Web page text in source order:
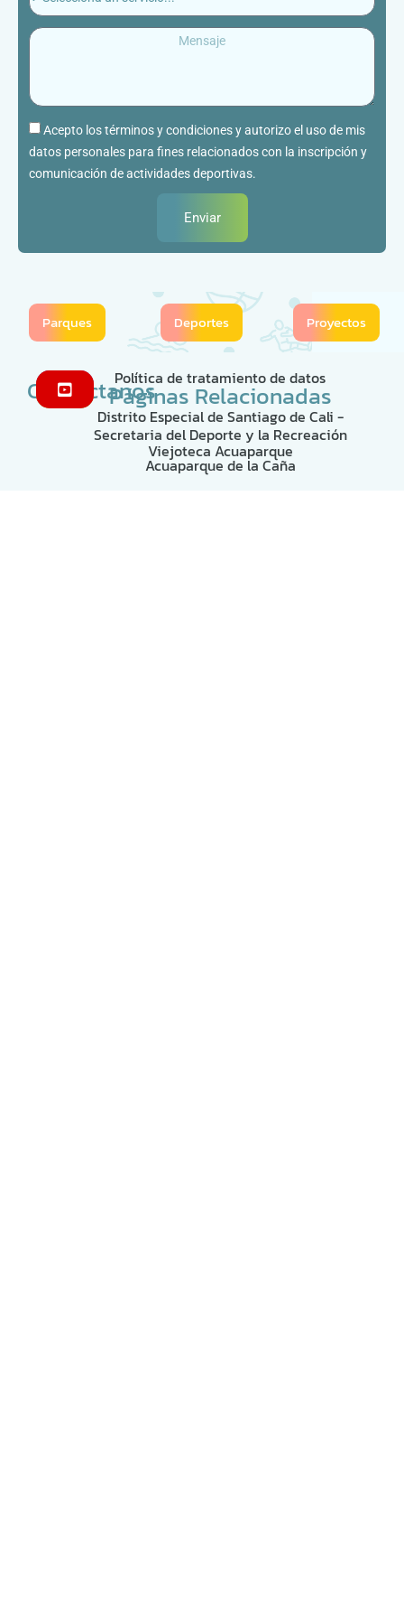
Acepto los términos y condiciones y autorizo el uso de mis
datos personales para fines relacionados con la inscripción y
comunicación de actividades deportivas.
Enviar
Parques Deportes Proyectos
ContáctanosPolítica de tratamiento de datos
Páginas Relacionadas
Distrito Especial de Santiago de Cali -
Secretaria del Deporte y la Recreación
Viejoteca Acuaparque
Acuaparque de la Caña